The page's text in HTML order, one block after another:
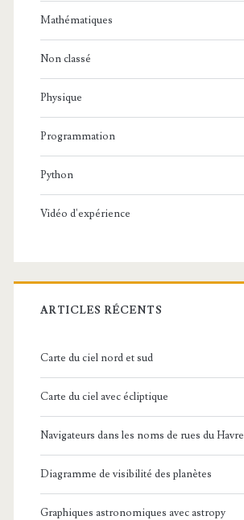
Mathématiques
Non classé
Physique
Programmation
Python
Vidéo d'expérience
ARTICLES RÉCENTS
Carte du ciel nord et sud
Carte du ciel avec écliptique
Navigateurs dans les noms de rues du Havre
Diagramme de visibilité des planètes
Graphiques astronomiques avec astropy